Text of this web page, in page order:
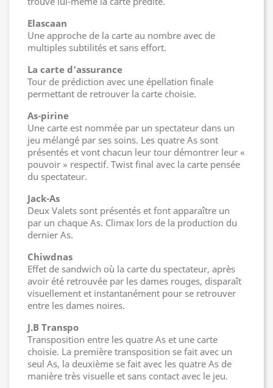
Elascaan
Une approche de la carte au nombre avec de
multiples subtilités et sans effort.
La carte d’assurance
Tour de prédiction avec une épellation finale
permettant de retrouver la carte choisie.
As-pirine
Une carte est nommée par un spectateur dans un
jeu mélangé par ses soins. Les quatre As sont
présentés et vont chacun leur tour démontrer leur «
pouvoir » respectif. Twist final avec la carte pensée
du spectateur.
Jack-As
Deux Valets sont présentés et font apparaître un
par un chaque As. Climax lors de la production du
dernier As.
Chiwdnas
Effet de sandwich où la carte du spectateur, après
avoir été retrouvée par les dames rouges, disparaît
visuellement et instantanément pour se retrouver
entre les dames noires.
J.B Transpo
Transposition entre les quatre As et une carte
choisie. La première transposition se fait avec un
seul As, la deuxième se fait avec les quatre As de
manière très visuelle et sans contact avec le jeu.